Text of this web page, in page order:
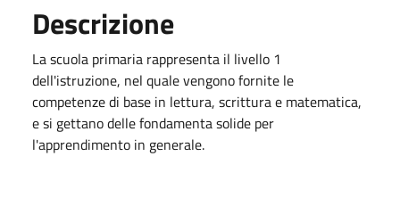
Descrizione
La scuola primaria rappresenta il livello 1
dell'istruzione, nel quale vengono fornite le
competenze di base in lettura, scrittura e matematica,
e si gettano delle fondamenta solide per
l'apprendimento in generale.